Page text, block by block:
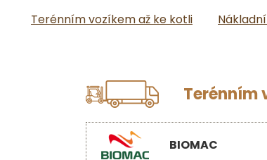
Terénním vozíkem až ke kotli
Terénním
BIOMAC